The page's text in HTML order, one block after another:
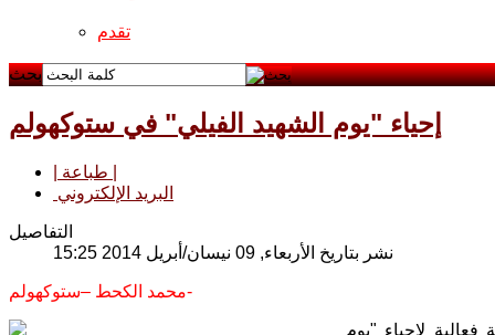
تقدم
بحث
إحياء "يوم الشهيد الفيلي" في ستوكهولم
البريد الإلكتروني
التفاصيل
نشر بتاريخ الأربعاء, 09 نيسان/أبريل 2014 15:25
محمد الكحط –ستوكهولم-
فعالية لإحياء "يوم